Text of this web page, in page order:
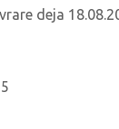
deja